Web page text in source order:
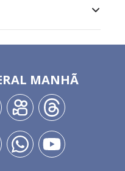
MANHÃ